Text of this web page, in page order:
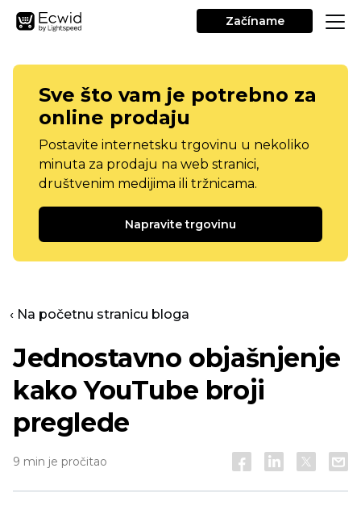
Začíname
Sve što vam je potrebno za
online prodaju
Postavite internetsku trgovinu u nekoliko
minuta za prodaju na web stranici,
društvenim medijima ili tržnicama.
Napravite trgovinu
‹ Na početnu stranicu bloga
Jednostavno objašnjenje
kako YouTube broji
preglede
9 min je pročitao